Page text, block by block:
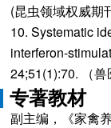
(昆虫领域权威期
10. Systematic
interferon-
24;51(1):70. （兽
专著教材
副主编，《家禽